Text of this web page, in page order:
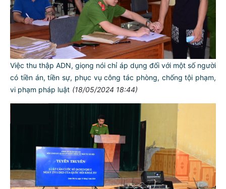
Việc thu thập ADN, giọng nói chỉ áp dụng đối với một số người
có tiền án, tiền sự, phục vụ công tác phòng, chống tội phạm,
vi phạm pháp luật (18/05/2024 18:44)